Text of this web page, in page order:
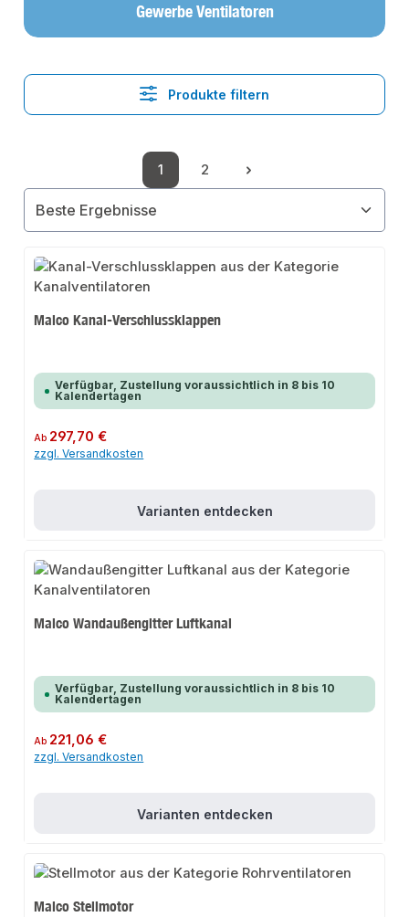
Gewerbe Ventilatoren
Produkte filtern
Seite
1
Seite
2
Maico Kanal-Verschlussklappen
Verfügbar, Zustellung voraussichtlich in 8 bis 10
Kalendertagen
Regulärer Preis:
Ab 297,70 €
zzgl. Versandkosten
Varianten entdecken
Maico Wandaußengitter Luftkanal
Verfügbar, Zustellung voraussichtlich in 8 bis 10
Kalendertagen
Regulärer Preis:
Ab 221,06 €
zzgl. Versandkosten
Varianten entdecken
Maico Stellmotor